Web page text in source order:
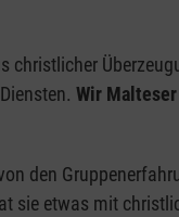
christlicher
Wir
den
sie etwas mit